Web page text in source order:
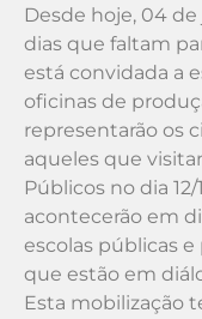
Desde hoje, 04
dias que faltam
está convidada a
oficinas de
representarão os
aqueles que
Públicos no dia
acontecerão em
escolas públicas
que estão em
Esta mobilização